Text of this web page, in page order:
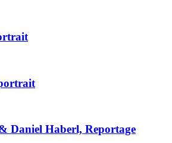
Daniel Haberl, Reportage